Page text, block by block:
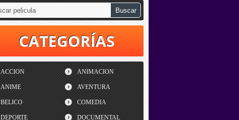
CATEGORÍAS
ACCION ANIMACION
ANIME AVENTURA
BELICO COMEDIA
DEPORTE DOCUMENTAL